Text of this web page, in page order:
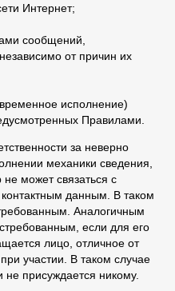
Интернет;
сообщений,
от причин их
исполнение)
Правилами.
за неверно
механики сведения,
может связаться с
данным. В таком
Аналогичным
если для его
лицо, отличное от
участии. В таком случае
не присуждается никому.